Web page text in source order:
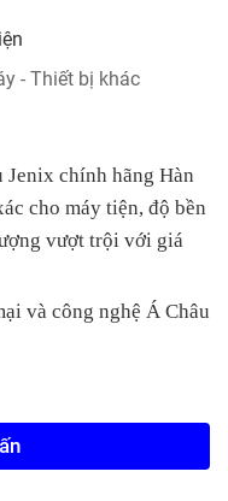
- Thiết bị khác
chính hãng Hàn
cho máy tiện, độ bền
vượt trội với giá
và công nghệ Á Châu